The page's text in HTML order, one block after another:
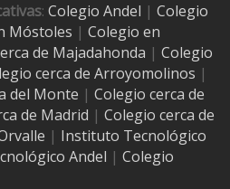
: Colegio Andel | Colegio
Móstoles | Colegio en
de Majadahonda | Colegio
cerca de Arroyomolinos |
del Monte | Colegio cerca de
de Madrid | Colegio cerca de
| Instituto Tecnológico
Andel | Colegio